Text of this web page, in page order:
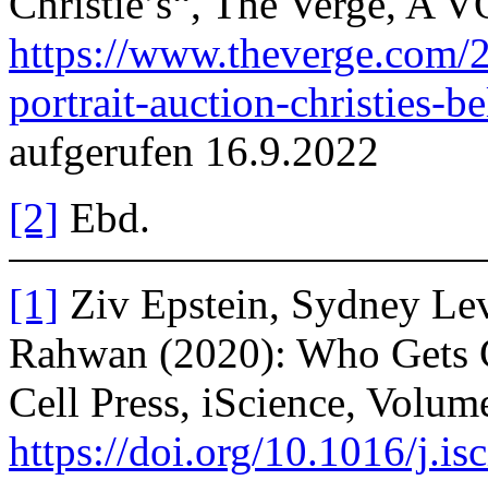
https://
portrait-auction-christies-
aufgerufen 16.9.2022
[2] Ebd.
[1] Ziv Epstein, Sydney
Rahwan (2020): Who
Cell Press, iScience,
https://doi.org/10.1016/